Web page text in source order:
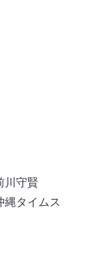
川守賢
縄タイムス